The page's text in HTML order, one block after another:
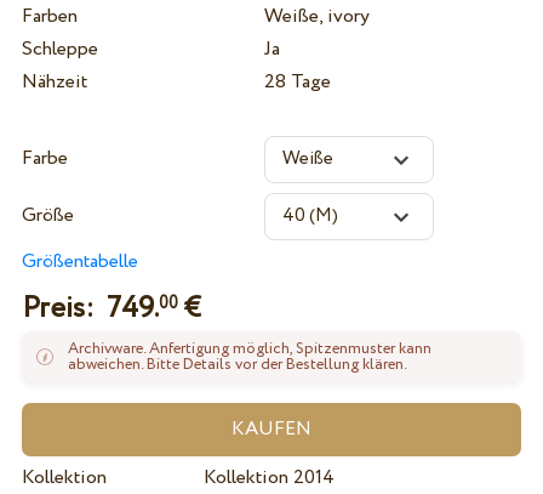
Farben
Weiße, ivory
Schleppe
Ja
Nähzeit
28 Tage
Farbe
Größe
Größentabelle
Preis: 749.00€
Archivware. Anfertigung möglich, Spitzenmuster kann
abweichen. Bitte Details vor der Bestellung klären.
Kollektion
Kollektion 2014